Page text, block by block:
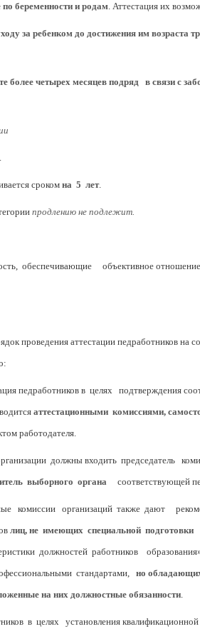
беременности и родам. Аттестация их
за ребенком до достижения им возраста
более четырех месяцев подряд в связи с
.
сроком на 5 лет.
продлению не подлежит.
обеспечивающие объективное
проведения аттестации педработников на
педработников в целях
аттестационными комиссиями,
работодателя.
должны входить председатель
выборного органа соответствующей
комиссии организаций также дают
лиц, не имеющих специальной подготовки
должностей работников
стандартами, но
на них должностные обязанности.
в целях установления квалификационной